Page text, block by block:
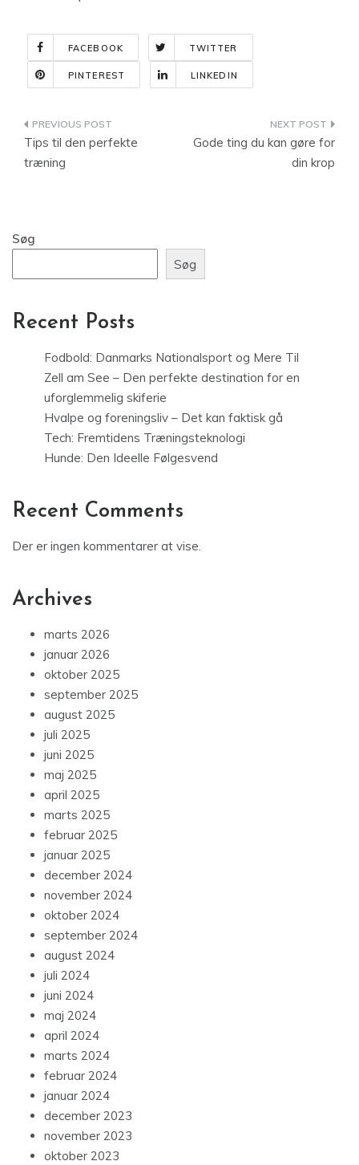
FACEBOOK TWITTER
PINTEREST LINKEDIN
Indlægsnavigation
Tips til den perfekte
træning
Gode ting du kan gøre for
din krop
Søg
Søg
Recent Posts
Fodbold: Danmarks Nationalsport og Mere Til
Zell am See – Den perfekte destination for en
uforglemmelig skiferie
Hvalpe og foreningsliv – Det kan faktisk gå
Tech: Fremtidens Træningsteknologi
Hunde: Den Ideelle Følgesvend
Recent Comments
Der er ingen kommentarer at vise.
Archives
marts 2026
januar 2026
oktober 2025
september 2025
august 2025
juli 2025
juni 2025
maj 2025
april 2025
marts 2025
februar 2025
januar 2025
december 2024
november 2024
oktober 2024
september 2024
august 2024
juli 2024
juni 2024
maj 2024
april 2024
marts 2024
februar 2024
januar 2024
december 2023
november 2023
oktober 2023